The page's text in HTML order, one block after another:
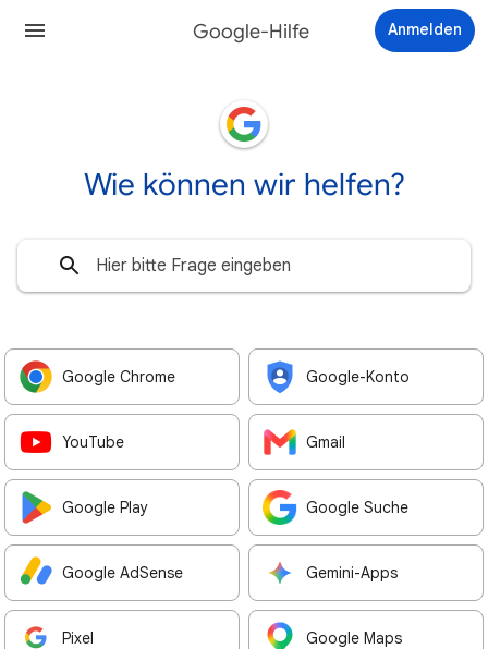
Google-Hilfe Anmelden
Wie können wir helfen?
Google Chrome Google-Konto
YouTube Gmail
Google Play Google Suche
Google AdSense Gemini-Apps
Pixel Google Maps